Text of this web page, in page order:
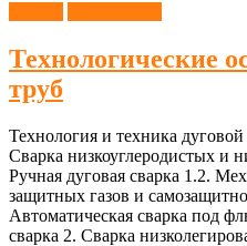
Технологические
труб
Технология и техника
Сварка низкоуглеродистых и
Ручная дуговая сварка 1.2.
защитных газов и
Автоматическая сварка под
сварка 2. Сварка